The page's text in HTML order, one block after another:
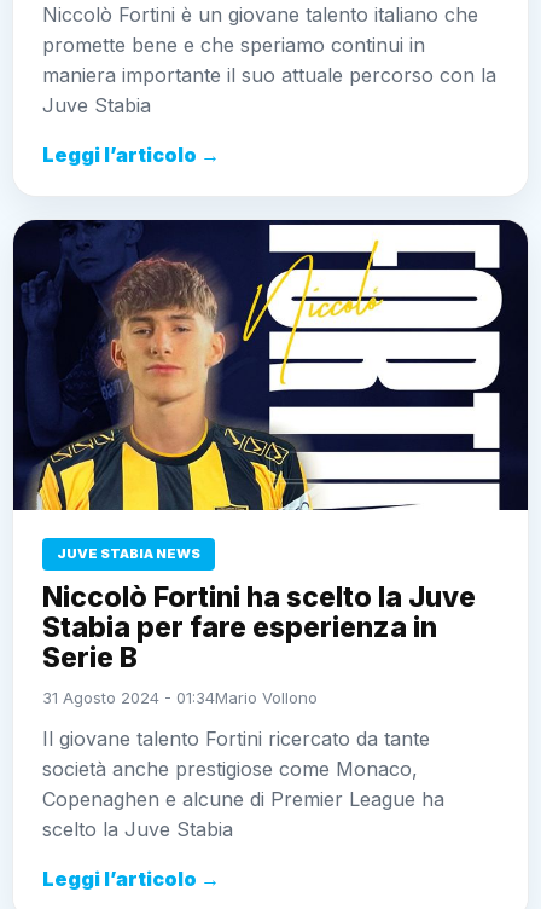
Niccolò Fortini è un giovane talento italiano che
promette bene e che speriamo continui in
maniera importante il suo attuale percorso con la
Juve Stabia
Leggi l’articolo →
JUVE STABIA NEWS
Niccolò Fortini ha scelto la Juve
Stabia per fare esperienza in
Serie B
31 Agosto 2024 - 01:34Mario Vollono
Il giovane talento Fortini ricercato da tante
società anche prestigiose come Monaco,
Copenaghen e alcune di Premier League ha
scelto la Juve Stabia
Leggi l’articolo →